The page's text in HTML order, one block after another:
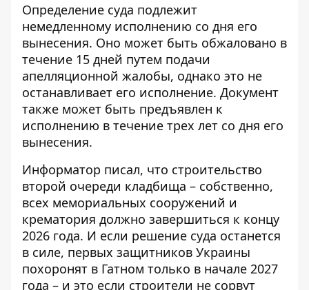
Определение суда подлежит
немедленному исполнению со дня его
вынесения. Оно может быть обжаловано в
течение 15 дней путем подачи
апелляционной жалобы, однако это не
останавливает его исполнение. Документ
также может быть предъявлен к
исполнению в течение трех лет со дня его
вынесения.
Информатор писал, что строительство
второй очереди кладбища – собственно,
всех мемориальных сооружений и
крематория должно завершиться к концу
2026 года. И если решение суда останется
в силе, первых защитников Украины
похоронят в Гатном только в начале 2027
года – и это если строители не сорвут